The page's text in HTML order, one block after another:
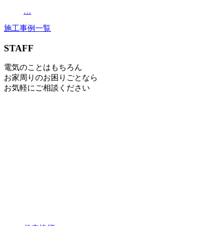
…
施工事例一覧
STAFF
電気のことはもちろん
お家周りのお困りごとなら
お気軽にご相談ください